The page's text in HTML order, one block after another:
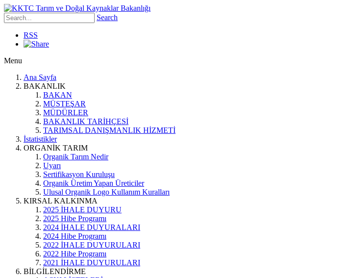
Search
RSS
Menu
Ana Sayfa
BAKANLIK
BAKAN
MÜSTEŞAR
MÜDÜRLER
BAKANLIK TARİHÇESİ
TARIMSAL DANIŞMANLIK HİZMETİ
İstatistikler
ORGANİK TARIM
Organik Tarım Nedir
Uyarı
Sertifikasyon Kuruluşu
Organik Üretim Yapan Üreticiler
Ulusal Organik Logo Kullanım Kuralları
KIRSAL KALKINMA
2025 İHALE DUYURU
2025 Hibe Programı
2024 İHALE DUYURALARI
2024 Hibe Programı
2022 İHALE DUYURULARI
2022 Hibe Programı
2021 İHALE DUYURULARI
BİLGİLENDİRME